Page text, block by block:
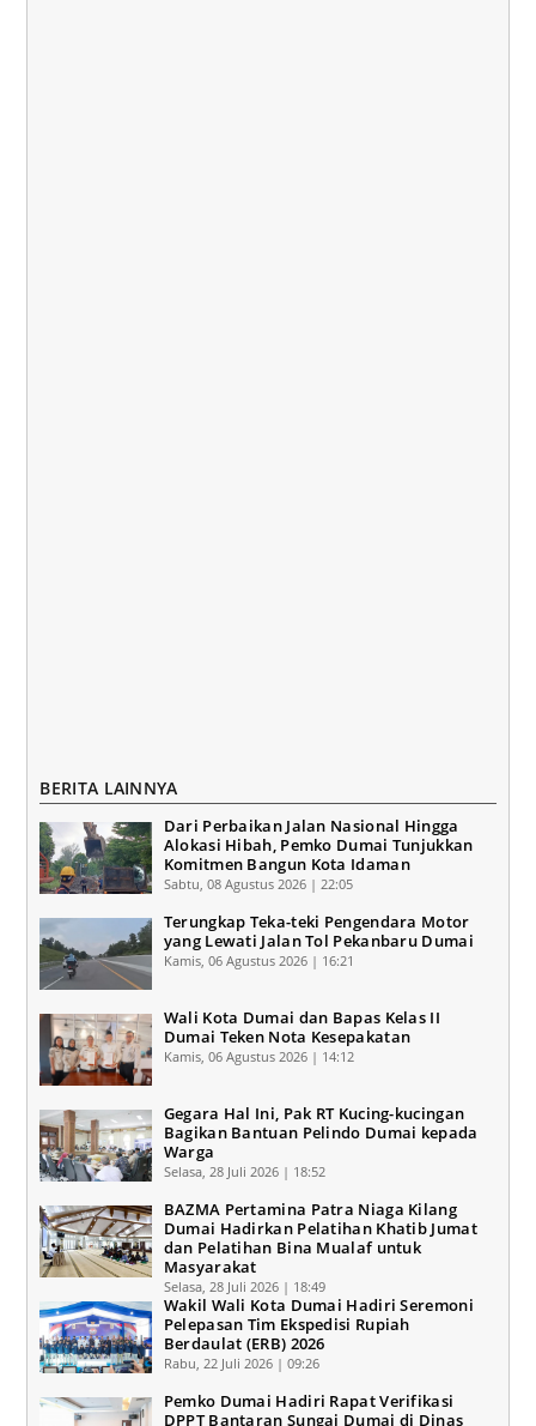
BERITA LAINNYA
Dari Perbaikan Jalan Nasional Hingga
Alokasi Hibah, Pemko Dumai Tunjukkan
Komitmen Bangun Kota Idaman
Sabtu, 08 Agustus 2026 | 22:05
Terungkap Teka-teki Pengendara Motor
yang Lewati Jalan Tol Pekanbaru Dumai
Kamis, 06 Agustus 2026 | 16:21
Wali Kota Dumai dan Bapas Kelas II
Dumai Teken Nota Kesepakatan
Kamis, 06 Agustus 2026 | 14:12
Gegara Hal Ini, Pak RT Kucing-kucingan
Bagikan Bantuan Pelindo Dumai kepada
Warga
Selasa, 28 Juli 2026 | 18:52
BAZMA Pertamina Patra Niaga Kilang
Dumai Hadirkan Pelatihan Khatib Jumat
dan Pelatihan Bina Mualaf untuk
Masyarakat
Selasa, 28 Juli 2026 | 18:49
Wakil Wali Kota Dumai Hadiri Seremoni
Pelepasan Tim Ekspedisi Rupiah
Berdaulat (ERB) 2026
Rabu, 22 Juli 2026 | 09:26
Pemko Dumai Hadiri Rapat Verifikasi
DPPT Bantaran Sungai Dumai di Dinas